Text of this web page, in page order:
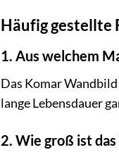
Häufig gestellte
1. Aus welchem
Das Komar
lange Lebensdauer
2. Wie groß ist